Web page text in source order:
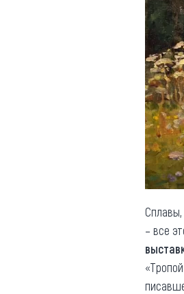
Реестр туроператоров
Реестр туристических
агентств Алтайского края
Обращения граждан
Противодействие
Сплавы,
– все